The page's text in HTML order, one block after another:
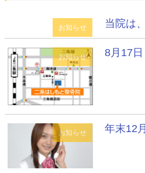
お知らせ 当院は
お知らせ 8月17
お知らせ 年末12